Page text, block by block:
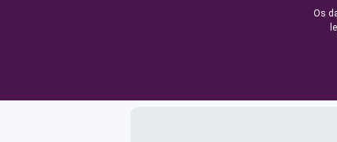
Os